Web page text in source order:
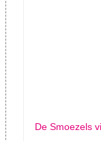
De Smoezels